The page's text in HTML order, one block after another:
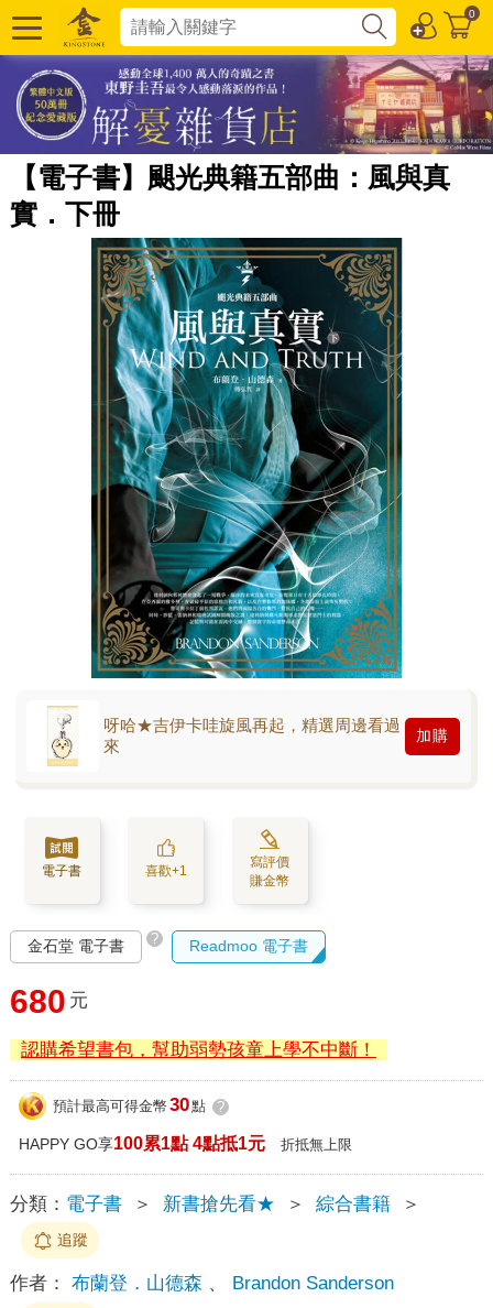
0
【電子書】颶光典籍五部曲：風與真
實．下冊
呀哈★吉伊卡哇旋風再起，精選周邊看過
來
加購
電子書 喜歡+1
寫評價
賺金幣
金石堂 電子書 ? Readmoo 電子書
680 元
認購希望書包，幫助弱勢孩童上學不中斷！
預計最高可得金幣 30點 ?
HAPPY GO享100累1點 4點抵1元 折抵無上限
分類： 電子書 ＞ 新書搶先看★ ＞ 綜合書籍 ＞
追蹤
作者： 布蘭登．山德森 、 Brandon Sanderson